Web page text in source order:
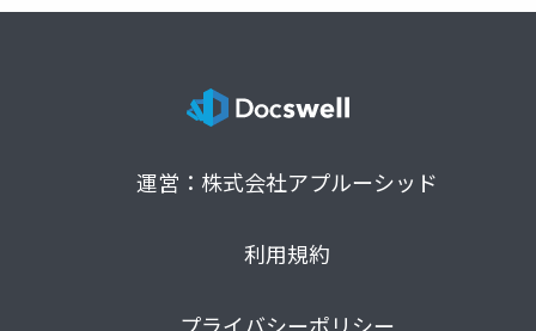
運営：株式会社アプルーシッド
利用規約
プライバシーポリシー